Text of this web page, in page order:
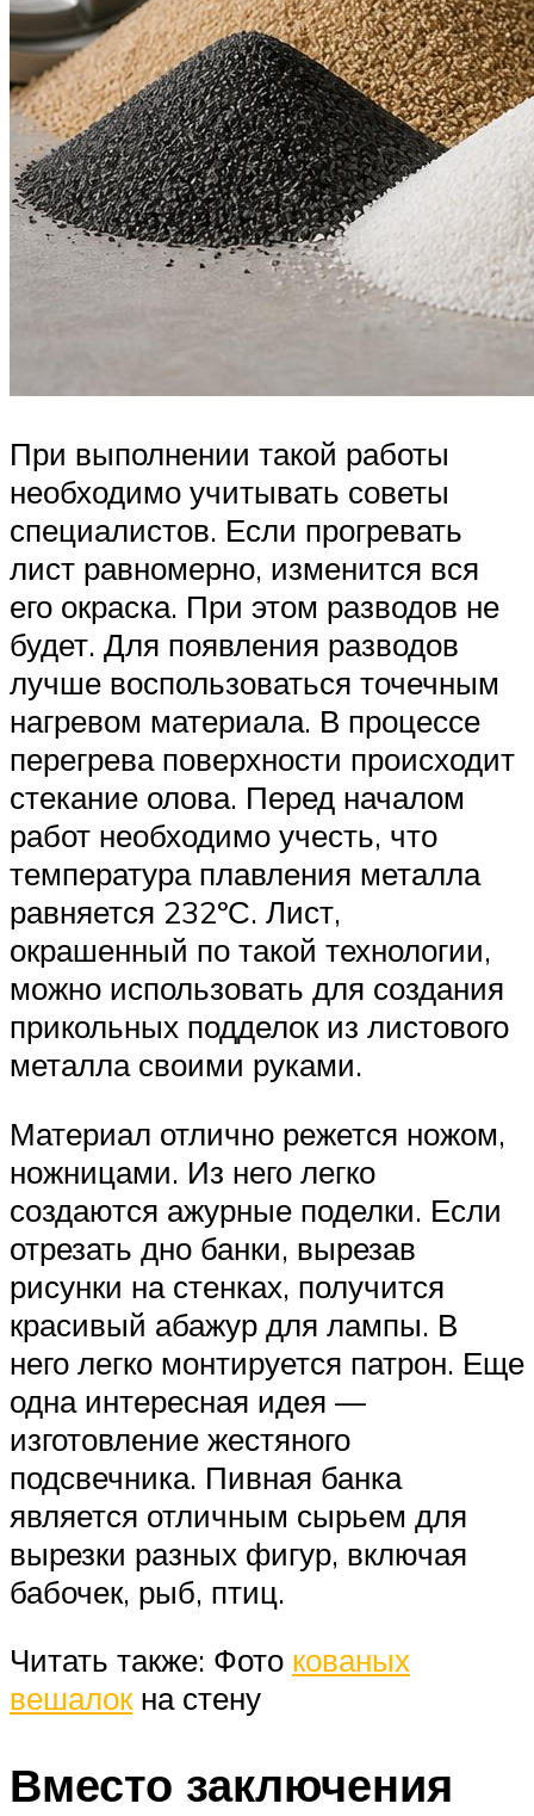
При выполнении такой работы
необходимо учитывать советы
специалистов. Если прогревать
лист равномерно, изменится вся
его окраска. При этом разводов не
будет. Для появления разводов
лучше воспользоваться точечным
нагревом материала. В процессе
перегрева поверхности происходит
стекание олова. Перед началом
работ необходимо учесть, что
температура плавления металла
равняется 232ºС. Лист,
окрашенный по такой технологии,
можно использовать для создания
прикольных подделок из листового
металла своими руками.
Материал отлично режется ножом,
ножницами. Из него легко
создаются ажурные поделки. Если
отрезать дно банки, вырезав
рисунки на стенках, получится
красивый абажур для лампы. В
него легко монтируется патрон. Еще
одна интересная идея —
изготовление жестяного
подсвечника. Пивная банка
является отличным сырьем для
вырезки разных фигур, включая
бабочек, рыб, птиц.
Читать также: Фото кованых
вешалокна стену
Вместо заключения